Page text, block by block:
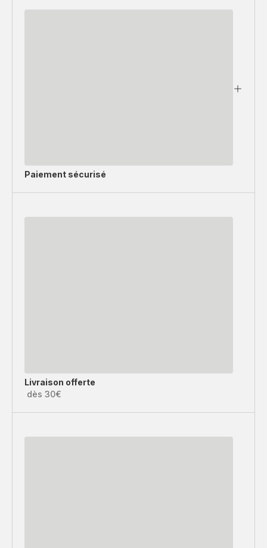
Paiement sécurisé
Livraison offerte
dès 30€